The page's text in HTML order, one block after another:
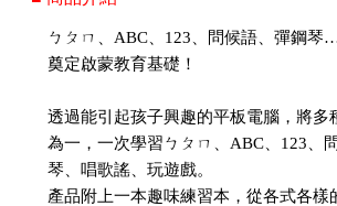
ㄅㄆㄇ、ABC、123、問候語、彈鋼琴
奠定啟蒙教育基礎！
透過能引起孩子興趣的平板電腦，將多
為一，一次學習ㄅㄆㄇ、ABC、123、
琴、唱歌謠、玩遊戲。
產品附上一本趣味練習本，從各式各樣